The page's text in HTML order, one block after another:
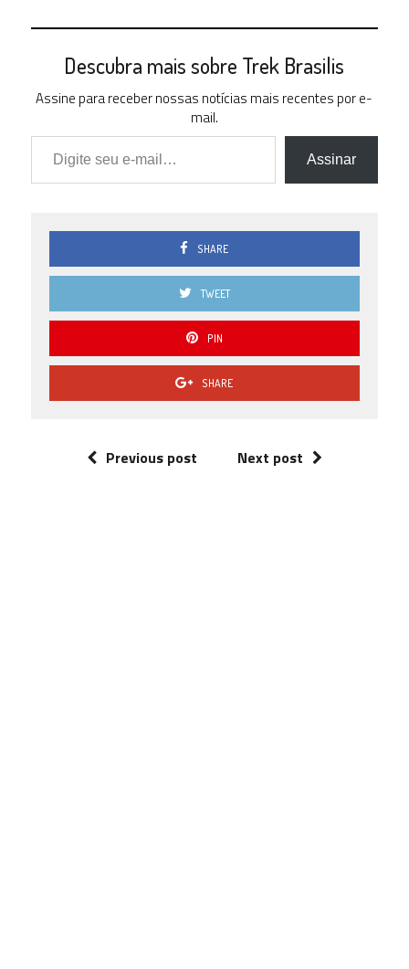
Descubra mais sobre Trek Brasilis
Assine para receber nossas notícias mais recentes por e-
mail.
Digite seu e-mail…
Assinar
SHARE
TWEET
PIN
SHARE
Previous post Next post